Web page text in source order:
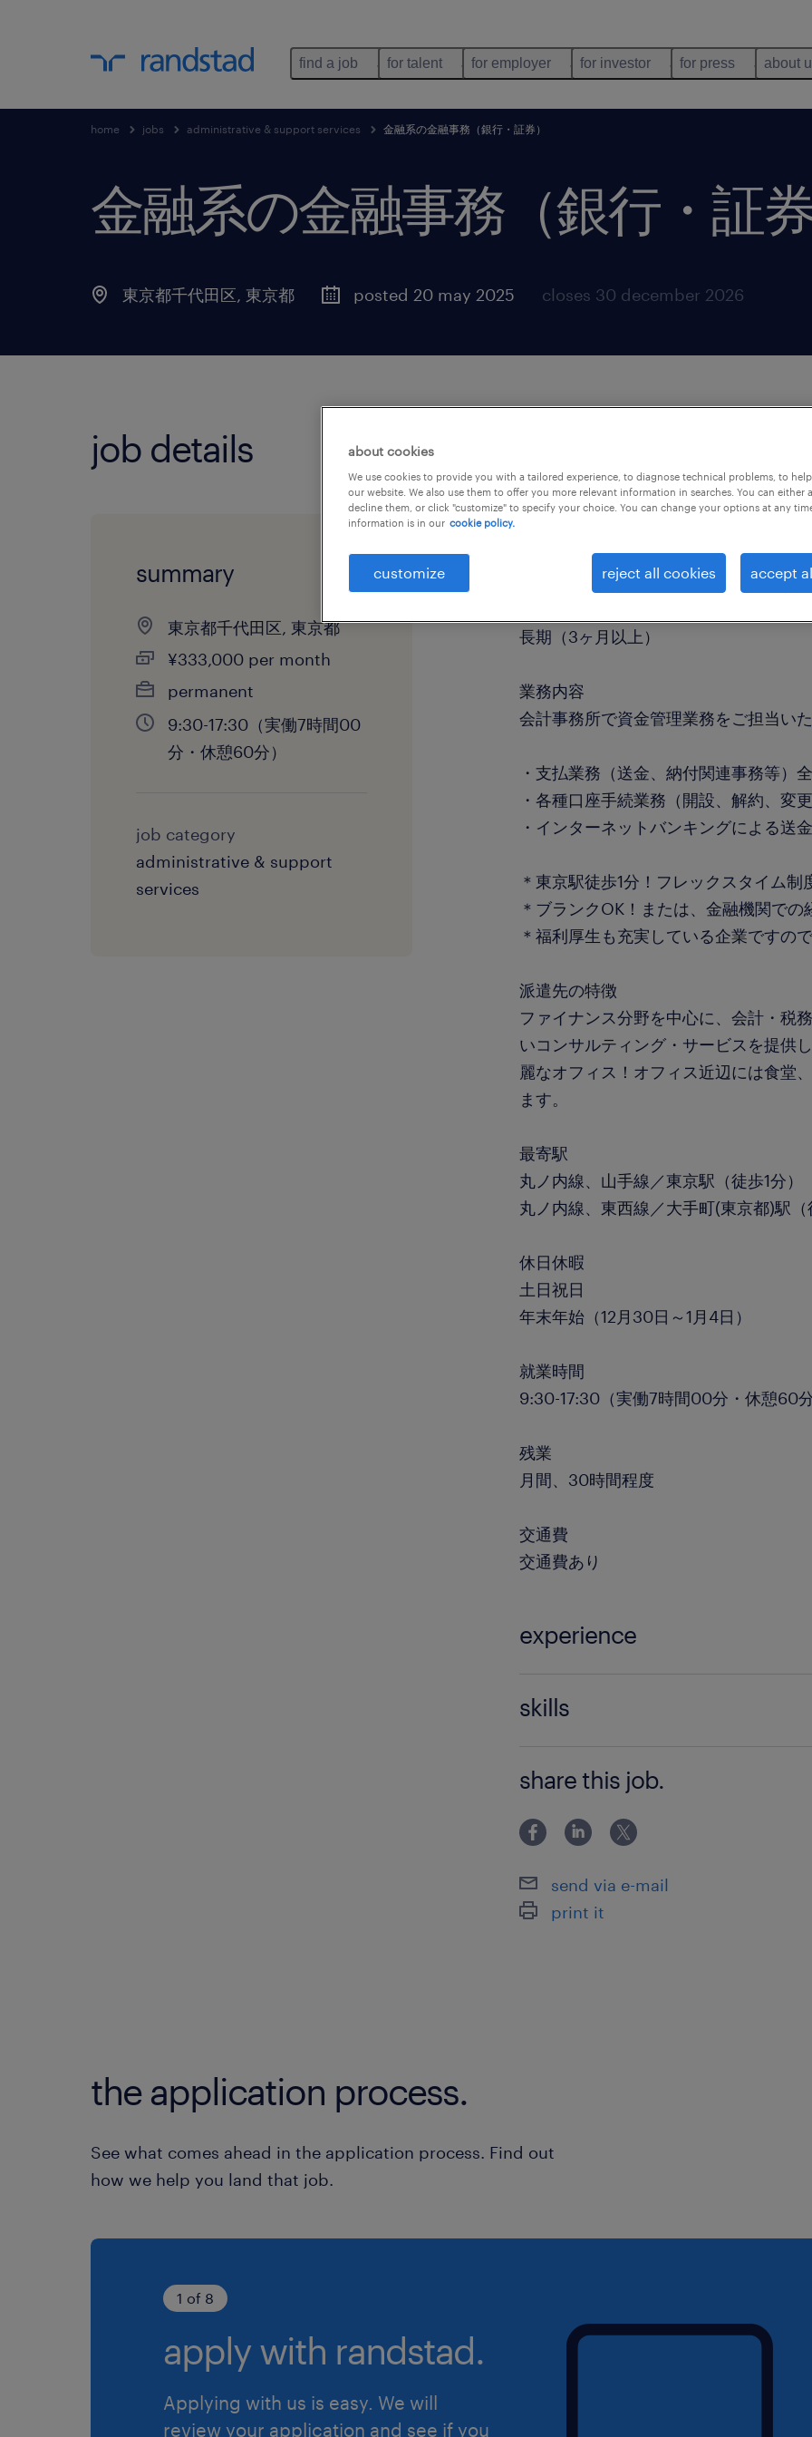
find a job for talent for employer for investor for press about
home jobs administrative & support services 金融系の金融事務（銀行・証券）
金融系の金融事務（銀行・証
東京都千代田区, 東京都 posted 20 may 2025 closes 30 december 2026
job details
summary
東京都千代田区, 東京都
¥333,000 per month
permanent
9:30-17:30（実働7時間00
分・休憩60分）
job category
administrative & support
services
金融事務（銀行・証券）
長期（3ヶ月以上）
業務内容
会計事務所で資金管理業務をご担当い
・支払業務（送金、納付関連事務等）
・各種口座手続業務（開設、解約、変
・インターネットバンキングによる送
＊東京駅徒歩1分！フレックスタイム制
＊ブランクOK！または、金融機関で
＊福利厚生も充実している企業ですの
派遣先の特徴
ファイナンス分野を中心に、会計・税
いコンサルティング・サービスを提供
麗なオフィス！オフィス近辺には食堂
ます。
最寄駅
丸ノ内線、山手線／東京駅（徒歩1分）
丸ノ内線、東西線／大手町(東京都)駅
休日休暇
土日祝日
年末年始（12月30日～1月4日）
就業時間
9:30-17:30（実働7時間00分・休憩60
残業
月間、30時間程度
交通費
交通費あり
experience
ランクある方も歓迎）
skills
share this job.
send via e-mail
print it
the application process.
See what comes ahead in the application process. Find out
how we help you land that job.
1 of 8
apply with randstad.
Applying with us is easy. We will
review your application and see if you
about cookies
We use cookies to provide you with a tailored experience, to diagnose technical problems, to
our website. We also use them to offer you more relevant information in searches. You can either
decline them, or click "customize" to specify your choice. You can change your options at any
information is in our cookie policy.
customize reject all cookies accept